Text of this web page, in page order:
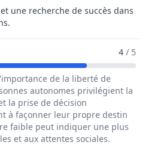
une recherche de succès dans
De Chef / Cheffe De
4 / 5
de la liberté de
autonomes privilégient la
la prise de décision
à façonner leur propre destin
faible peut indiquer une plus
et aux attentes sociales.